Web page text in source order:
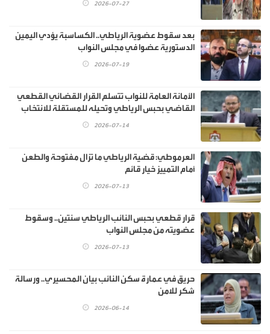
2026-07-27
بعد سقوط عضوية الرياطي.. الكساسبة يؤدي اليمين
الدستورية عضوا في مجلس النواب
2026-07-19
الأمانة العامة للنواب تتسلم القرار القضائي القطعي
القاضي بحبس الرياطي وتحيله للمستقلة للانتخاب
2026-07-14
العرموطي: قضية الرياطي ما تزال مفتوحة والطعن
أمام التمييز خيار قائم
2026-07-13
قرار قطعي بحبس النائب الرياطي سنتين.. وسقوط
عضويته من مجلس النواب
2026-07-13
حريق في عمارة سكن النائب بيان المحسيري.. ورسالة
شكر للامن
2026-06-14